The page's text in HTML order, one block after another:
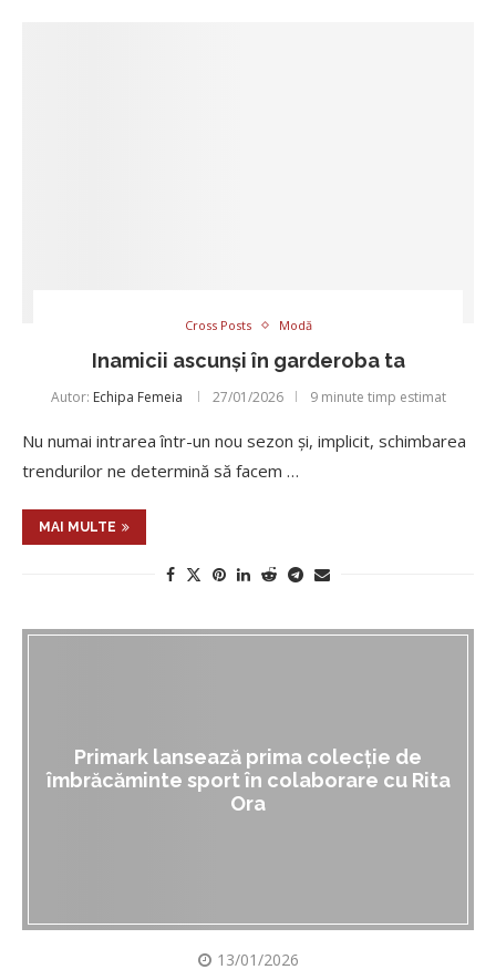
Cross Posts Modă
Inamicii ascunși în garderoba ta
Autor: Echipa Femeia 27/01/2026 9 minute timp estimat
Nu numai intrarea într-un nou sezon și, implicit, schimbarea
trendurilor ne determină să facem …
MAI MULTE
Primark lansează prima colecție de
îmbrăcăminte sport în colaborare cu Rita
Ora
13/01/2026